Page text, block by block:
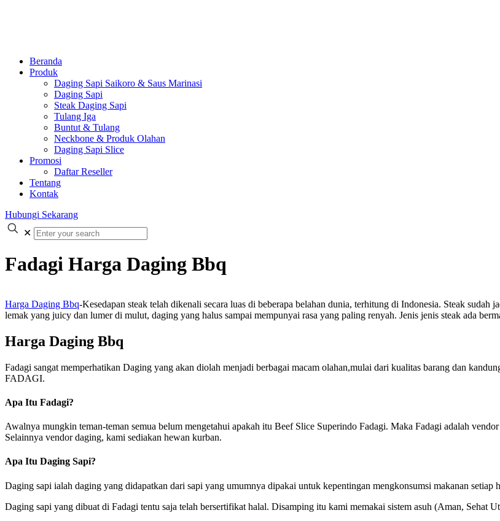
Beranda
Produk
Daging Sapi Saikoro & Saus Marinasi
Daging Sapi
Steak Daging Sapi
Tulang Iga
Buntut & Tulang
Neckbone & Produk Olahan
Daging Sapi Slice
Promosi
Daftar Reseller
Tentang
Kontak
Hubungi Sekarang
✕
Fadagi Harga Daging Bbq
Harga Daging Bbq-Kesedapan steak telah dikenali secara luas di beberapa belahan dunia, terhitung di Indonesia. Steak
lemak yang juicy dan lumer di mulut, daging yang halus sampai mempunyai rasa yang paling renyah. Jenis jenis steak ada
Harga Daging Bbq
Fadagi sangat memperhatikan Daging yang akan diolah menjadi berbagai macam olahan,mulai dari kualitas barang dan
FADAGI.
Apa Itu Fadagi?
Awalnya mungkin teman-teman semua belum mengetahui apakah itu Beef Slice Superindo Fadagi. Maka Fadagi adalah
Selainnya vendor daging, kami sediakan hewan kurban.
Apa Itu Daging Sapi?
Daging sapi ialah daging yang didapatkan dari sapi yang umumnya dipakai untuk kepentingan mengkonsumsi makanan setiap
Daging sapi yang dibuat di Fadagi tentu saja telah bersertifikat halal. Disamping itu kami memakai sistem asuh (Aman, Sehat